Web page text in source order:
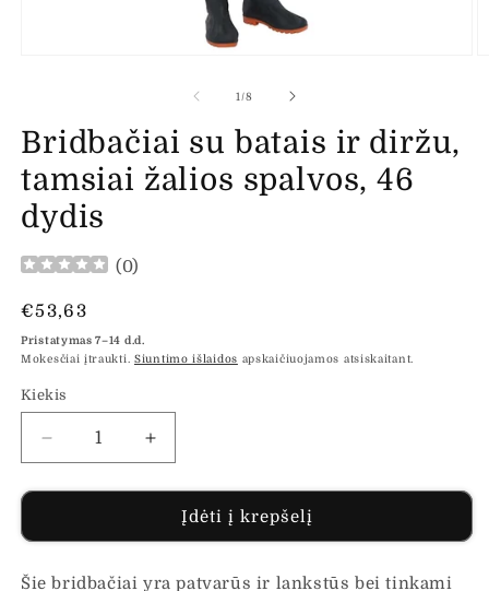
lange
1/iš
8
Bridbačiai su batais ir diržu,
tamsiai žalios spalvos, 46
dydis
(0)
Įprasta
kaina
€53,63
Pristatymas 7–14 d.d.
Mokesčiai įtraukti. Siuntimo išlaidos apskaičiuojamos atsiskaitant.
Kiekis
Sumažinti
Bridbačiai
su
ir
tamsiai
Padidinti
Bridbačiai
su
batais
ir
tamsiai
Įdėti į krepšelį
Šie bridbačiai yra patvarūs ir lankstūs bei tinkami